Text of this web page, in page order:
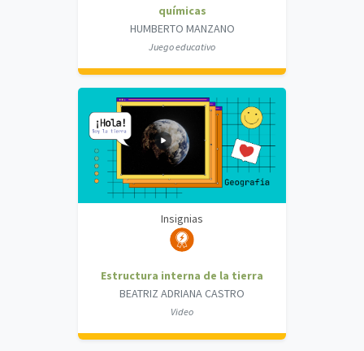
químicas
HUMBERTO MANZANO
Juego educativo
Insignias
Estructura interna de la tierra
BEATRIZ ADRIANA CASTRO
Video